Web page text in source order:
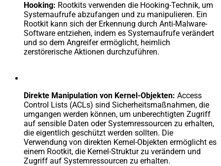
Hooking: Rootkits verwenden die Hooking-Technik, um
Systemaufrufe abzufangen und zu manipulieren. Ein
Rootkit kann sich der Erkennung durch Anti-Malware-
Software entziehen, indem es Systemaufrufe verändert
und so dem Angreifer ermöglicht, heimlich
zerstörerische Aktionen durchzuführen.
Direkte Manipulation von Kernel-Objekten: Access
Control Lists (ACLs) sind Sicherheitsmaßnahmen, die
umgangen werden können, um unberechtigten Zugriff
auf sensible Daten oder Systemressourcen zu erhalten,
die eigentlich geschützt werden sollten. Die
Verwendung von direkten Kernel-Objekten ermöglicht es
einem Rootkit, die Kernel-Struktur zu verändern und
Zugriff auf Systemressourcen zu erhalten.